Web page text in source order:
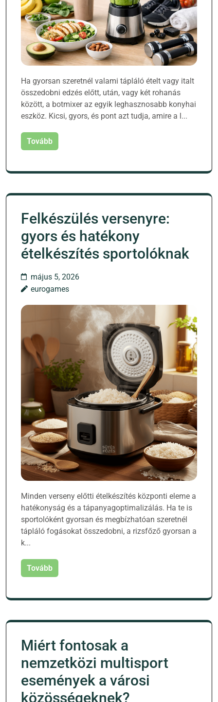
Ha gyorsan szeretnél valami tápláló ételt vagy italt
összedobni edzés előtt, után, vagy két rohanás
között, a botmixer az egyik leghasznosabb konyhai
eszköz. Kicsi, gyors, és pont azt tudja, amire a l...
Tovább
Felkészülés versenyre:
gyors és hatékony
ételkészítés sportolóknak
május 5, 2026
eurogames
Minden verseny előtti ételkészítés központi eleme a
hatékonyság és a tápanyagoptimalizálás. Ha te is
sportolóként gyorsan és megbízhatóan szeretnél
tápláló fogásokat összedobni, a rizsfőző gyorsan a
k...
Tovább
Miért fontosak a
nemzetközi multisport
események a városi
közösségeknek?